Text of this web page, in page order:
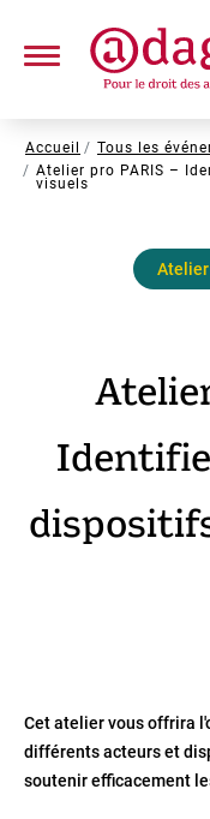
contenu
Fil
d'Ariane
Accueil
Tous les
Atelier pro PARIS –
visuels
Cet atelier vous offrira
différents acteurs et
soutenir efficacement